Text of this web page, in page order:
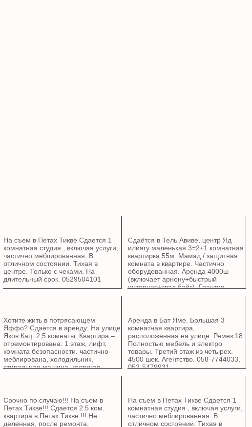
На съем в Петах Тикве Сдается 1
комнатная студия , включая услуги,
частично меблированная. В
отличном состоянии. Тихая в
центре. Только с чеками. На
длительный срок. 0529504101
Сдаётся в Тель Авиве, центр Яд
илиягу маленькая 3=2+1 комнатная
квартирка 55м. Мамад / защитная
комната в квартире. Частично
оборудованная. Аренда 4000ш
(включает арнону+быстрый
интернет+ввад байт) ,Грантия
Хотите жить в потрясающем
Яффо? Сдается в аренду: На улице
Яков Кац. 2,5 комнаты. Квартира –
отремонтирована. 1 этаж, лифт,
комната безопасности. частично
меблирована, холодильник,
стиральная машина, гостиная.
многое другое. Срочное вселение.
Агентство. Цена: 8000 шекелей в
месяц, включая все платежи.
Аренда в Бат Яме. Большая 3
комнатная квартира,
расположенная на улице: Ремез 18.
Полностью мебель и электро
товары. Третий этаж из четырех.
4500 шек. Агентство. 058-7744033,
052-5479931.
Срочно по случаю!!! На съем в
Петах Тикве!!! Сдается 2.5 ком.
квартира в Петах Тикве !!! Не
деленная, после ремонта,
На съем в Петах Тикве Сдается 1
комнатная студия , включая услуги,
частично меблированная. В
отличном состоянии. Тихая в